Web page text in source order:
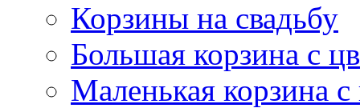
Корзины на свадьбу
Большая корзина с
Маленькая корзина